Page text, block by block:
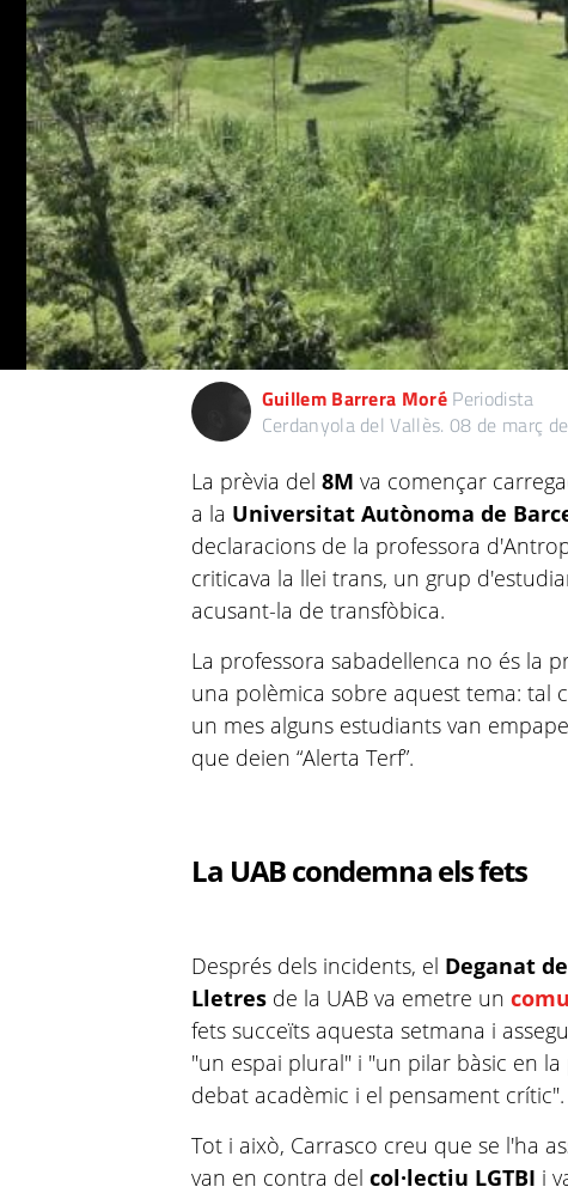
Guillem Barrera Moré Periodista
Cerdanyola del Vallès. 08 de març
La prèvia del8M va començar
a la Universitat Autònoma de
declaracions de la professora
criticava la llei trans, un grup
acusant-la de transfòbica.
La professora sabadellenca no és la
una polèmica sobre aquest tema: tal
un mes alguns estudiants van
que deien “Alerta Terf”.
La UAB condemna els fets
Després dels incidents, el Deganat
Lletres de la UAB va emetre un
fets succeïts aquesta setmana i
"un espai plural" i "un pilar bàsic en
debat acadèmic i el pensament crític".
Tot i això, Carrasco creu que se l'ha
van en contra delcol·lectiu LGTBI i